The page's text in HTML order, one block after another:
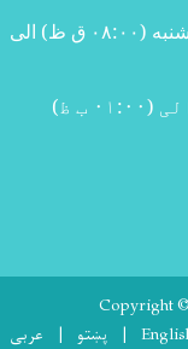
روزهای شنبه تا چهارشنبه (۰۸:۰۰ ق ظ) الی
Copyright
پښتو عربی